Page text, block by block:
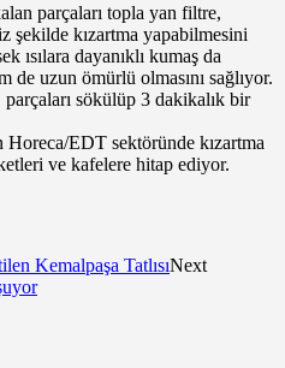
parçaları topla yan filtre,
şekilde kızartma yapabilmesini
ısılara dayanıklı kumaş da
de uzun ömürlü olmasını sağlıyor.
sökülüp 3 dakikalık bir
EDT sektöründe kızartma
ve kafelere hitap ediyor.
Kemalpaşa TatlısıNext